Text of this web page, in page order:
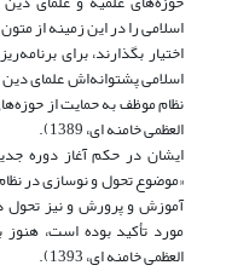
اسلامی را در این زمینه از
اختیار بگذارند، برای
اسلامی پشتوانه‌اش علمای
نظام موظف به حمایت از
العظمی خامنه ای، 1389).
ایشان در حکم آغاز دوره‌
«موضوع تحول و نوسازی در
آموزش و پرورش و نیز تحول
مورد تأکید بوده است،
العظمی خامنه ای، 1393).